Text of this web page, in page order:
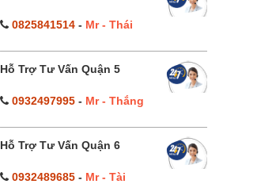
0825841514- Mr - Thái
Hỗ Trợ Tư Vấn Quận 5
0932497995- Mr - Thắng
Hỗ Trợ Tư Vấn Quận 6
0932489685- Mr - Tài